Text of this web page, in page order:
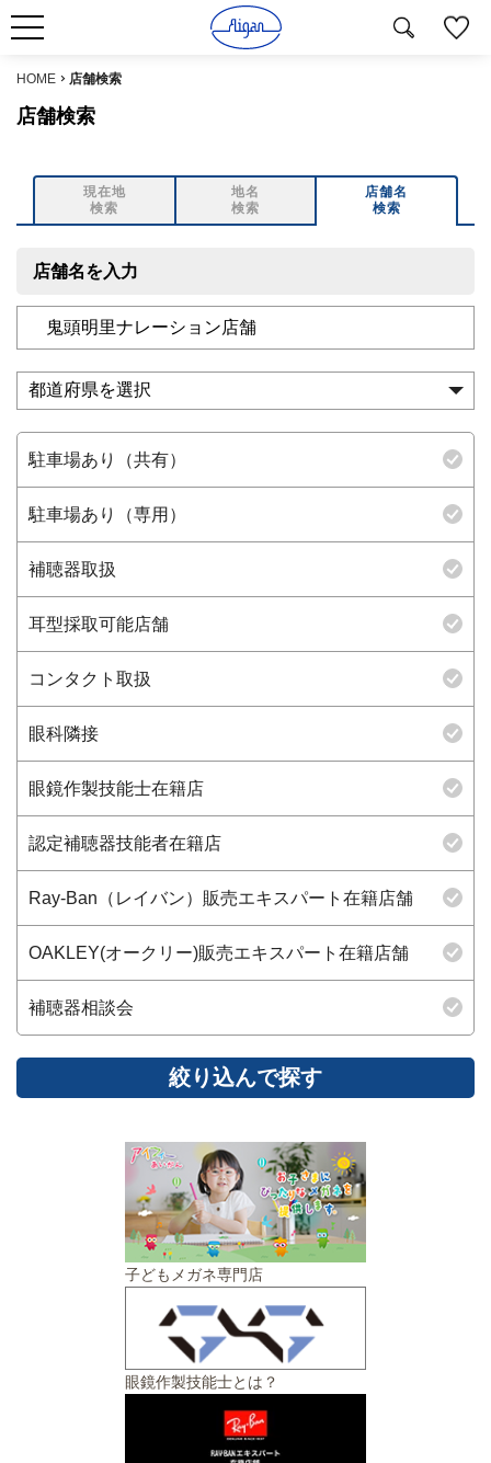
HOME 店舗検索
店舗検索
現在地
検索
地名
検索
店舗名
検索
店舗名を入力
駐車場あり（共有）
駐車場あり（専用）
補聴器取扱
耳型採取可能店舗
コンタクト取扱
眼科隣接
眼鏡作製技能士在籍店
認定補聴器技能者在籍店
Ray-Ban（レイバン）販売エキスパート在籍店舗
OAKLEY(オークリー)販売エキスパート在籍店舗
補聴器相談会
子どもメガネ専門店
眼鏡作製技能士とは？